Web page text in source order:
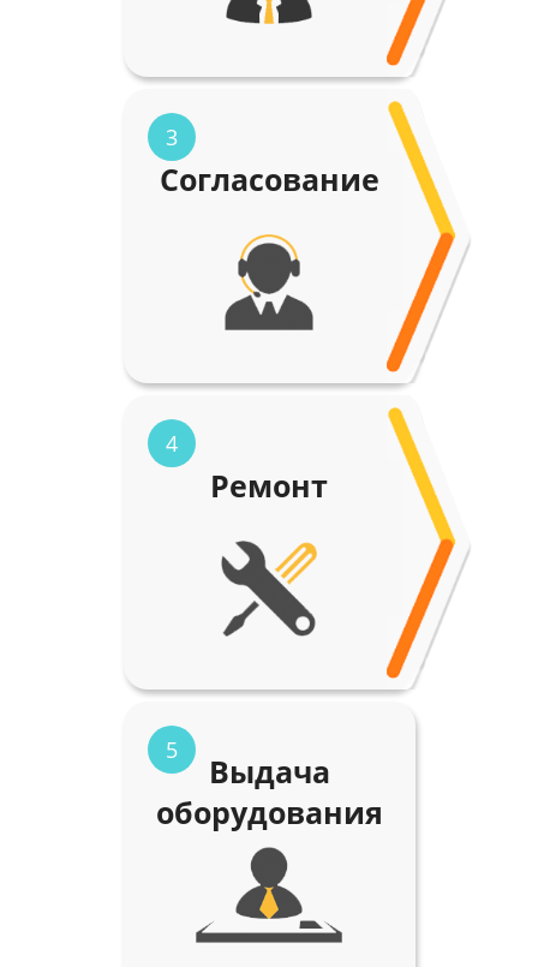
3
Согласование
4
Ремонт
5
Выдача
оборудования